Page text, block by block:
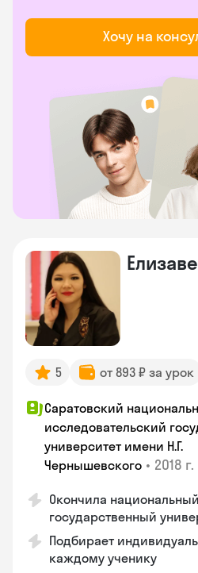
Хочу на
5 от 893 ₽ за урок
Саратовский
исследовательский
университет имени Н.Г.
Чернышевского • 2018 г.
Окончила
государственный
Подбирает
каждому ученику